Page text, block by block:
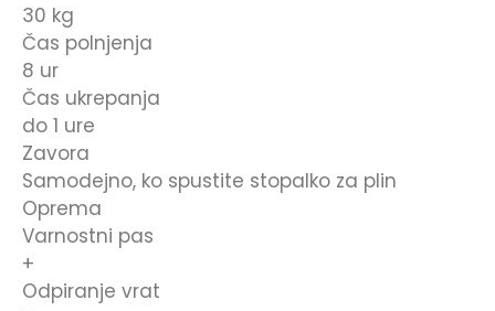
30 kg
Čas polnjenja
8 ur
Čas ukrepanja
do 1 ure
Zavora
Samodejno, ko spustite stopalko za plin
Oprema
Varnostni pas
+
Odpiranje vrat